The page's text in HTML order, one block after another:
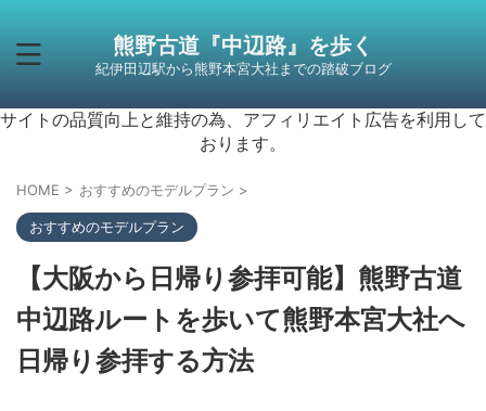
熊野古道『中辺路』を歩く
紀伊田辺駅から熊野本宮大社までの踏破ブログ
サイトの品質向上と維持の為、アフィリエイト広告を利用して
おります。
HOME > おすすめのモデルプラン >
おすすめのモデルプラン
【大阪から日帰り参拝可能】熊野古道
中辺路ルートを歩いて熊野本宮大社へ
日帰り参拝する方法